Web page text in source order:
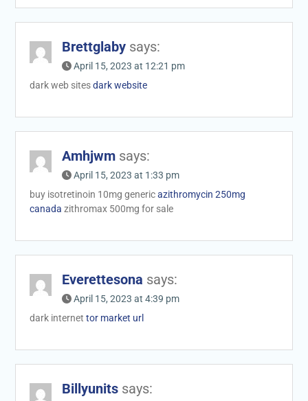
Brettglaby says:
April 15, 2023 at 12:21 pm
dark web sitesdark website
Amhjwm says:
April 15, 2023 at 1:33 pm
buy isotretinoin 10mg genericazithromycin 250mg
canada zithromax 500mg for sale
Everettesona says:
April 15, 2023 at 4:39 pm
dark internet tor market url
Billyunits says: